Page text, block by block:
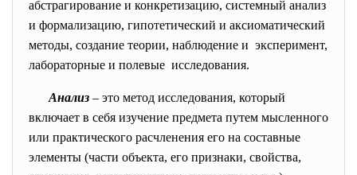
абстрагирование и конкретизацию, системный анализ
и формализацию, гипотетический и аксиоматический
методы, создание теории, наблюдение и эксперимент,
лабораторные и полевые исследования.
Анализ – это метод исследования, который
включает в себя изучение предмета путем мысленного
или практического расчленения его на составные
элементы (части объекта, его признаки, свойства,